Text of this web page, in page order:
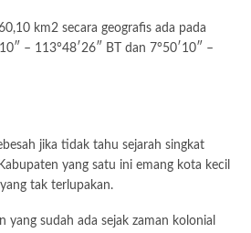
km2 secara geografis ada pada
– 113°48′26″ BT dan 7°50′10″ –
jika tidak tahu sejarah singkat
yang satu ini emang kota kecil
tak terlupakan.
yang sudah ada sejak zaman kolonial